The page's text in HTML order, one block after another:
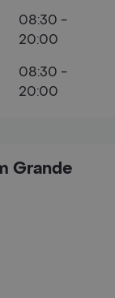
Grande
08:30 -
20:00
08:30 -
20:00